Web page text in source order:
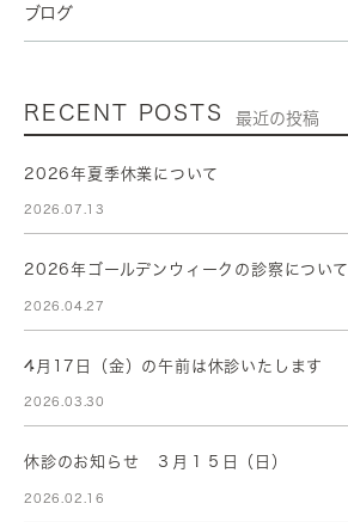
ブログ
RECENT POSTS 最近の投稿
2026年夏季休業について
2026.07.13
2026年ゴールデンウィークの診察について
2026.04.27
4月17日（金）の午前は休診いたします
2026.03.30
休診のお知らせ ３月１５日（日）
2026.02.16